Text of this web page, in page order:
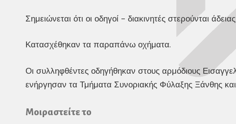
Σημειώνεται ότι οι οδηγοί – διακινητές στερούνται
Κατασχέθηκαν τα παραπάνω οχήματα.
Οι συλληφθέντες οδηγήθηκαν στους αρμόδιους
ενήργησαν τα Τμήματα Συνοριακής Φύλαξης Ξάνθης
Μοιραστείτε το